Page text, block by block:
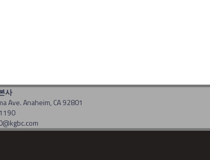
사
Ave. Anaheim, CA 92801
by gbc. All rights reserved. Powered byCDS